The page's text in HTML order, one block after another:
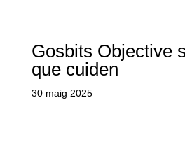
Gosbits Objective
que cuiden
30 maig 2025